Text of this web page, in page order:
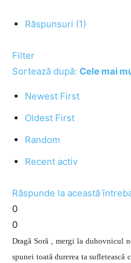
Răspunsuri (1)
Filter
Sortează după: Cele mai
Newest First
Oldest First
Random
Recent activ
Răspunde la această
0
0
Dragă Soră , mergi la duhovnicul
spunei toată durerea ta sufletească